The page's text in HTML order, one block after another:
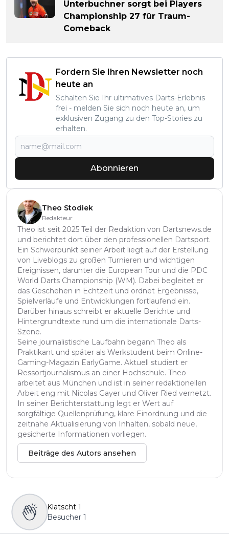
Unterbuchner sorgt bei Players
Championship 27 für Traum-
Comeback
Fordern Sie Ihren Newsletter noch
heute an
Schalten Sie Ihr ultimatives Darts-Erlebnis
frei - melden Sie sich noch heute an, um
exklusiven Zugang zu den Top-Stories zu
erhalten.
Abonnieren
Theo Stodiek
Redakteur
Theo ist seit 2025 Teil der Redaktion von Dartsnews.de
und berichtet dort über den professionellen Dartsport.
Ein Schwerpunkt seiner Arbeit liegt auf der Erstellung
von Liveblogs zu großen Turnieren und wichtigen
Ereignissen, darunter die European Tour und die PDC
World Darts Championship (WM). Dabei begleitet er
das Geschehen in Echtzeit und ordnet Ergebnisse,
Spielverläufe und Entwicklungen fortlaufend ein.
Darüber hinaus schreibt er aktuelle Berichte und
Hintergrundtexte rund um die internationale Darts-
Szene.
Seine journalistische Laufbahn begann Theo als
Praktikant und später als Werkstudent beim Online-
Gaming-Magazin EarlyGame. Aktuell studiert er
Ressortjournalismus an einer Hochschule. Theo
arbeitet aus München und ist in seiner redaktionellen
Arbeit eng mit Nicolas Gayer und Oliver Ried vernetzt.
In seiner Berichterstattung legt er Wert auf
sorgfältige Quellenprüfung, klare Einordnung und die
zeitnahe Aktualisierung von Inhalten, sobald neue,
gesicherte Informationen vorliegen.
Beiträge des Autors ansehen
Klatscht 1
Besucher 1